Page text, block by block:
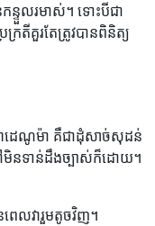
ទួលរមាស់។ ទោះបីជា
តីគួរតែត្រូវបានពិនិត្យ
ាដេណូម៉ា គឺជាដុំសាច់សុដន់
មិនទាន់ដឹងច្បាស់ក៏ដោយ។
ពេលវារួមតូចវិញ។